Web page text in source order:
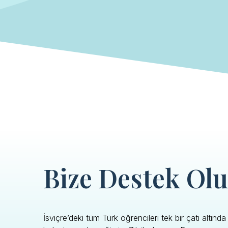
Bize Destek
İsviçre’deki tüm Türk öğrencileri tek bir çatı altında